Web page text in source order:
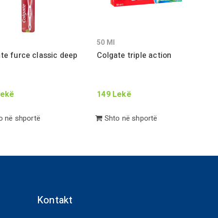
furce classic deep
në shportë
Colgate triple action
50 Ml
149Lekë
Shto në shportë
Kontakt